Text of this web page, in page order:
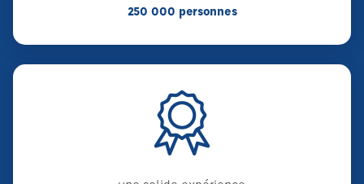
250 000 personnes